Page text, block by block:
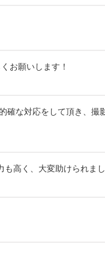
お願いします！
な対応をして頂き、
高く、大変助けられま